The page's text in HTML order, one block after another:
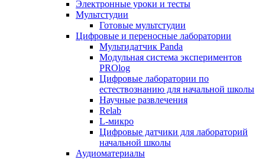
Электронные уроки и тесты
Мультстудии
Готовые мультстудии
Цифровые и переносные лаборатории
Мультидатчик Panda
Модульная система экспериментов
PROlog
Цифровые лаборатории по
естествознанию для начальной школы
Научные развлечения
Relab
L-микро
Цифровые датчики для лабораторий
начальной школы
Аудиоматериалы